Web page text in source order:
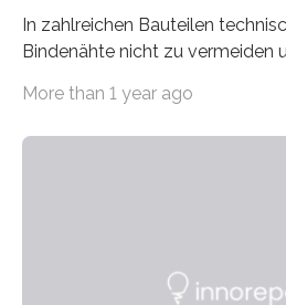
In zahlreichen Bauteilen
Bindenähte nicht zu vermeiden
Matrixmaterials eine große
Durch den verstärkten Einsatz
More than 1 year ago